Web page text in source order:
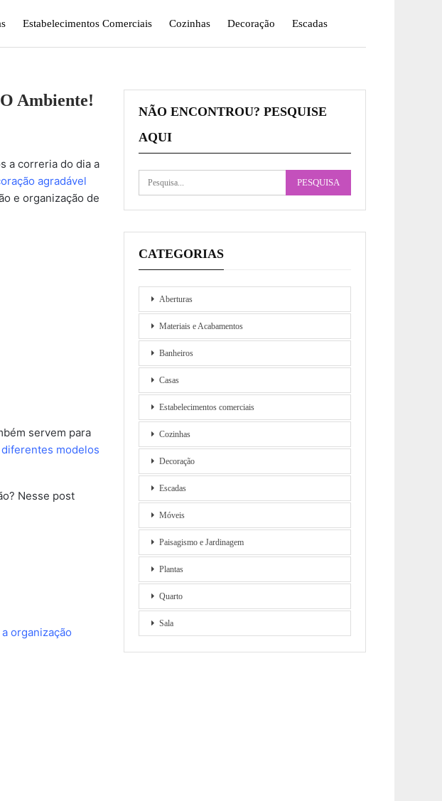
Estabelecimentos Comerciais Cozinhas Decoração Escadas
Ambiente!
a correria do dia a
agradável
e organização de
servem para
modelos
Nesse post
organização
NÃO ENCONTROU? PESQUISE
AQUI
CATEGORIAS
Aberturas
Materiais e Acabamentos
Banheiros
Casas
Estabelecimentos comerciais
Cozinhas
Decoração
Escadas
Móveis
Paisagismo e Jardinagem
Plantas
Quarto
Sala